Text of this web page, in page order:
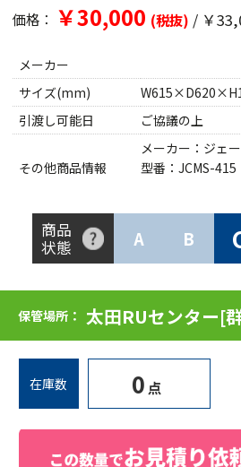
価格： ￥30,000 (税抜) / ￥
メーカー
サイズ(mm)
引渡し可能日
ご協議の上
その他商品情報
メーカー：ジェ
型番：JCMS-415
商品
状態
A B
保管場所： 太田RUセンター[
在庫数 0 点